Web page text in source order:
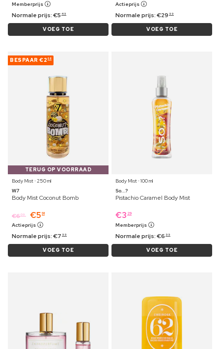
Memberprijs
Normale prijs:€5 49
VOEG TOE
Actieprijs
Normale prijs:€29 99
VOEG TOE
BESPAAR €2 08
TERUG OP VOORRAAD
Body Mist ⋅ 250 ml
W7
Body Mist Coconut Bomb
€609 €5 91
Actieprijs
Normale prijs:€7 99
VOEG TOE
Body Mist ⋅ 100 ml
So...?
Pistachio Caramel Body Mist
€3 29
Memberprijs
Normale prijs:€6 99
VOEG TOE